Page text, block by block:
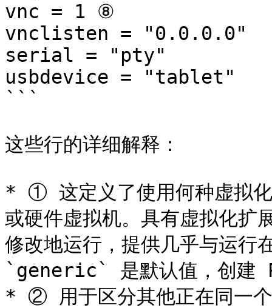
vnc = 1 ⑧
vnclisten = "0.0.0.0"
serial = "pty"
usbdevice = "tablet"
```
这些行的详细解释：
* ① 这定义了使用何种虚拟
或硬件虚拟机。具有虚拟化扩
修改地运行，提供几乎与运行
`generic` 是默认值，创建
* ② 用于区分其他正在同一